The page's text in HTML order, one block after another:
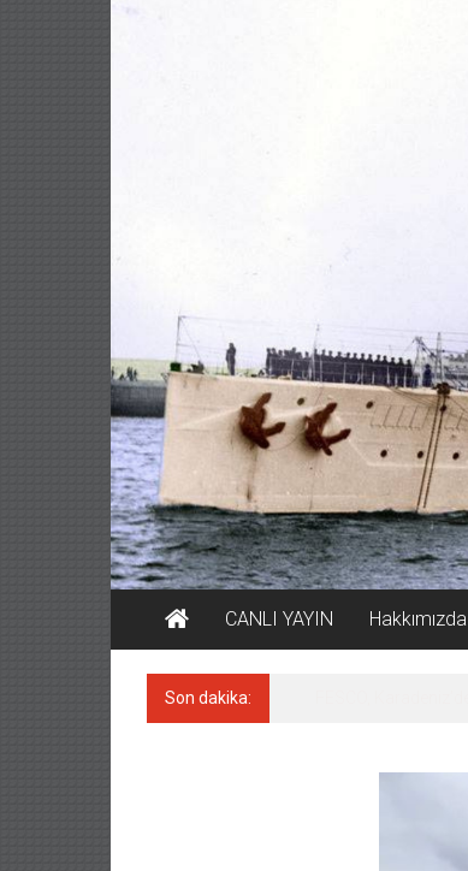
CANLI YAYIN Hakkımızda
Son dakika: